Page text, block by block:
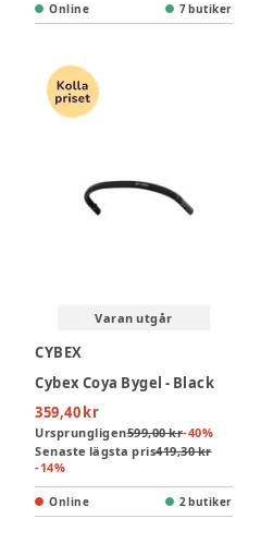
Online 7 butiker
Varan utgår
CYBEX
Cybex Coya Bygel - Black
359,40 kr
Ursprungligen599,00 kr-40%
Senaste lägsta pris419,30 kr
-14%
Online 2 butiker